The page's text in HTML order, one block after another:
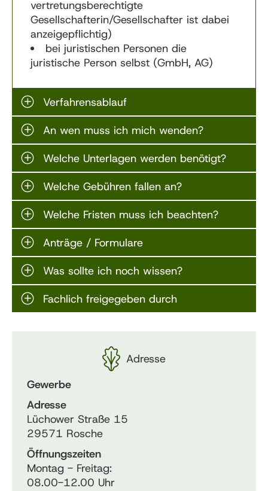
vertretungsberechtigte
Gesellschafterin/Gesellschafter ist dabei
anzeigepflichtig)
bei juristischen Personen die
juristische Person selbst (GmbH, AG)
Verfahrensablauf
An wen muss ich mich wenden?
Welche Unterlagen werden benötigt?
Welche Gebühren fallen an?
Welche Fristen muss ich beachten?
Anträge / Formulare
Was sollte ich noch wissen?
Fachlich freigegeben durch
Adresse
Gewerbe
Adresse
Lüchower Straße 15
29571 Rosche
Öffnungszeiten
Montag - Freitag:
08.00-12.00 Uhr